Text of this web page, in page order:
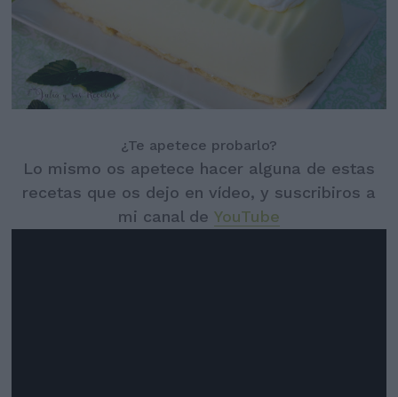
¿Te apetece probarlo?
Lo mismo os apetece hacer alguna de estas
recetas que os dejo en vídeo, y suscribiros a
mi canal de YouTube